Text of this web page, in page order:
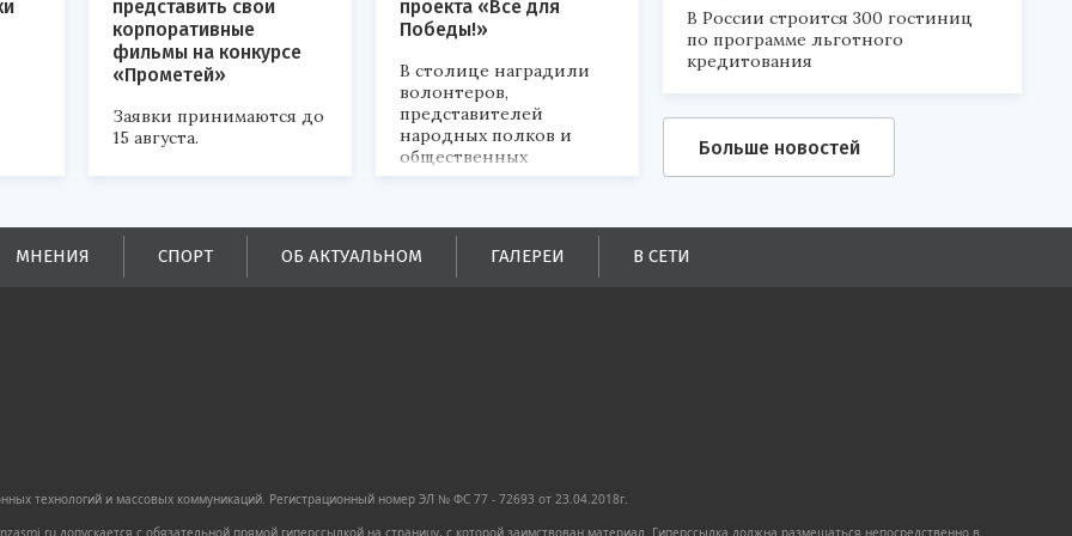
представить свои
корпоративные
фильмы на конкурсе
«Прометей»
Заявки принимаются до
15 августа.
проекта «Всё для
Победы!»
В столице наградили
волонтеров,
представителей
народных полков и
общественных
объединений.
В России строится 300 гостиниц
по программе льготного
кредитования
Больше новостей
МНЕНИЯ СПОРТ ОБ АКТУАЛЬНОМ ГАЛЕРЕИ В СЕТИ
технологий и массовых коммуникаций. Регистрационный номер ЭЛ № ФС 77 - 72693 от 23.04.2018г.
допускается с обязательной прямой гиперссылкой на страницу, с которой заимствован материал. Гиперссылка должна размещаться непосредственно в